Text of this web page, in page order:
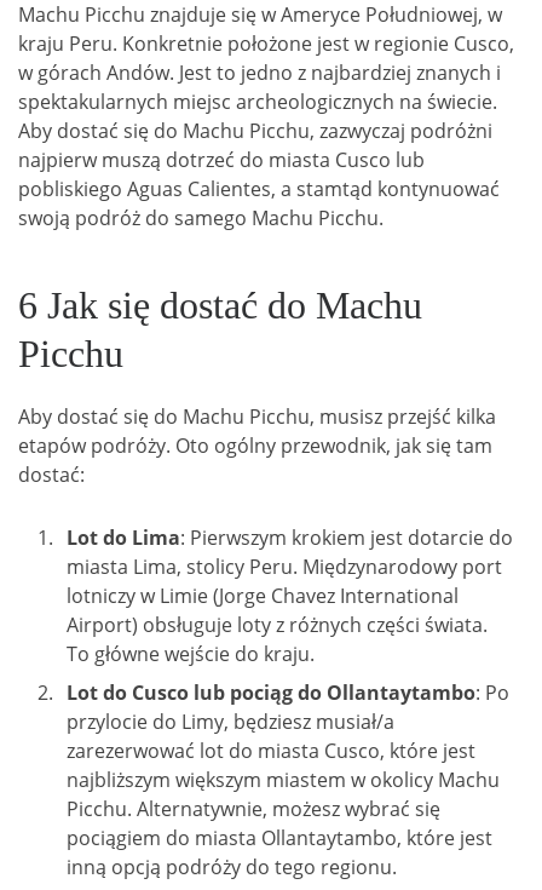
Machu Picchu znajduje się w Ameryce Południowej, w
kraju Peru. Konkretnie położone jest w regionie Cusco,
w górach Andów. Jest to jedno z najbardziej znanych i
spektakularnych miejsc archeologicznych na świecie.
Aby dostać się do Machu Picchu, zazwyczaj podróżni
najpierw muszą dotrzeć do miasta Cusco lub
pobliskiego Aguas Calientes, a stamtąd kontynuować
swoją podróż do samego Machu Picchu.
6 Jak się dostać do Machu
Picchu
Aby dostać się do Machu Picchu, musisz przejść kilka
etapów podróży. Oto ogólny przewodnik, jak się tam
dostać:
Lot do Lima: Pierwszym krokiem jest dotarcie do
miasta Lima, stolicy Peru. Międzynarodowy port
lotniczy w Limie (Jorge Chavez International
Airport) obsługuje loty z różnych części świata.
To główne wejście do kraju.
Lot do Cusco lub pociąg do Ollantaytambo: Po
przylocie do Limy, będziesz musiał/a
zarezerwować lot do miasta Cusco, które jest
najbliższym większym miastem w okolicy Machu
Picchu. Alternatywnie, możesz wybrać się
pociągiem do miasta Ollantaytambo, które jest
inną opcją podróży do tego regionu.